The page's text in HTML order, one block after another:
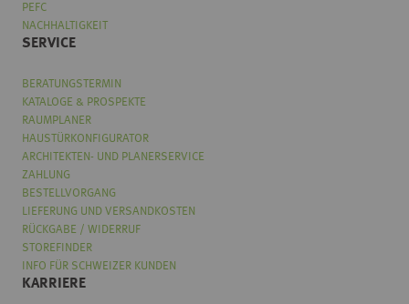
PEFC
NACHHALTIGKEIT
SERVICE
BERATUNGSTERMIN
KATALOGE & PROSPEKTE
RAUMPLANER
HAUSTÜRKONFIGURATOR
ARCHITEKTEN- UND PLANERSERVICE
ZAHLUNG
BESTELLVORGANG
LIEFERUNG UND VERSANDKOSTEN
RÜCKGABE / WIDERRUF
STOREFINDER
INFO FÜR SCHWEIZER KUNDEN
KARRIERE